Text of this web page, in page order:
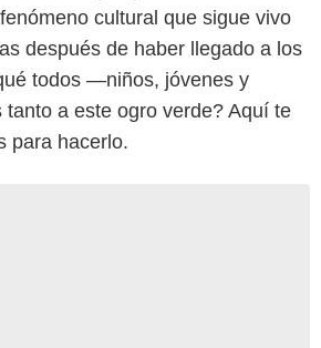
cultural que sigue vivo
después de haber llegado a los
todos —niños, jóvenes y
a este ogro verde? Aquí te
para hacerlo.